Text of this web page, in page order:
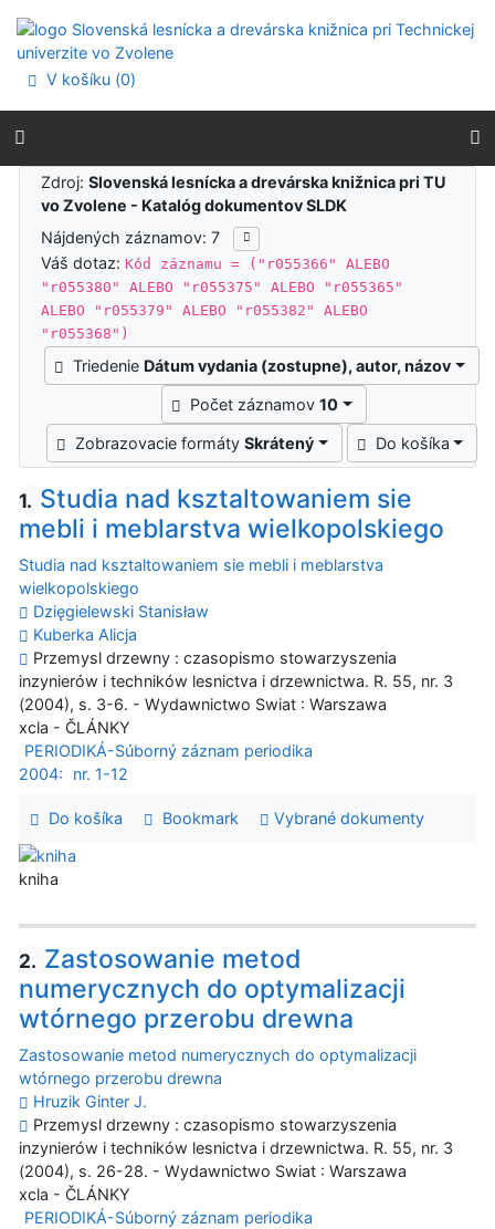
Prejsť na menu
Prehlásenie o webovej prístupnosti
V košíku (0)
Výsledky vyhľadávania
Zdroj:Slovenská lesnícka a drevárska knižnica pri TU
vo Zvolene - Katalóg dokumentov SLDK
Nájdených záznamov: 7
Váš dotaz:Kód záznamu = ("r055366" ALEBO
"r055380" ALEBO "r055375" ALEBO "r055365"
ALEBO "r055379" ALEBO "r055382" ALEBO
"r055368")
Triedenie Dátum vydania (zostupne), autor, názov
Počet záznamov10
Zobrazovacie formátySkrátený Do košíka
1. Studia nad ksztaltowaniem sie
mebli i meblarstva wielkopolskiego
Studia nad ksztaltowaniem sie mebli i meblarstva
wielkopolskiego
Dzięgielewski Stanisław
Kuberka Alicja
Przemysl drzewny : czasopismo stowarzyszenia
inzynierów i techników lesnictva i drzewnictwa. R. 55, nr. 3
(2004), s. 3-6. - Wydawnictwo Swiat : Warszawa
xcla - ČLÁNKY
PERIODIKÁ-Súborný záznam periodika
2004:
nr. 1-12
Do košíka Bookmark Vybrané dokumenty
kniha
2. Zastosowanie metod
numerycznych do optymalizacji
wtórnego przerobu drewna
Zastosowanie metod numerycznych do optymalizacji
wtórnego przerobu drewna
Hruzik Ginter J.
Przemysl drzewny : czasopismo stowarzyszenia
inzynierów i techników lesnictva i drzewnictwa. R. 55, nr. 3
(2004), s. 26-28. - Wydawnictwo Swiat : Warszawa
xcla - ČLÁNKY
PERIODIKÁ-Súborný záznam periodika